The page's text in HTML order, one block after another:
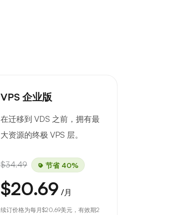
VPS 企业版
在迁移到 VDS 之前，拥有最
大资源的终极 VPS 层。
$34.49 节省 40%
$20.69 /月
续订价格为每月$20.69美元，有效期2